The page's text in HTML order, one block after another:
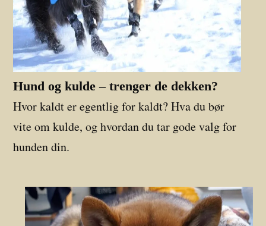
Hund og kulde – trenger de dekken?
Hvor kaldt er egentlig for kaldt? Hva du bør
vite om kulde, og hvordan du tar gode valg for
hunden din.